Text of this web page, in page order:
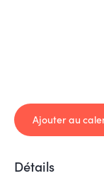
Ajouter au
Détails